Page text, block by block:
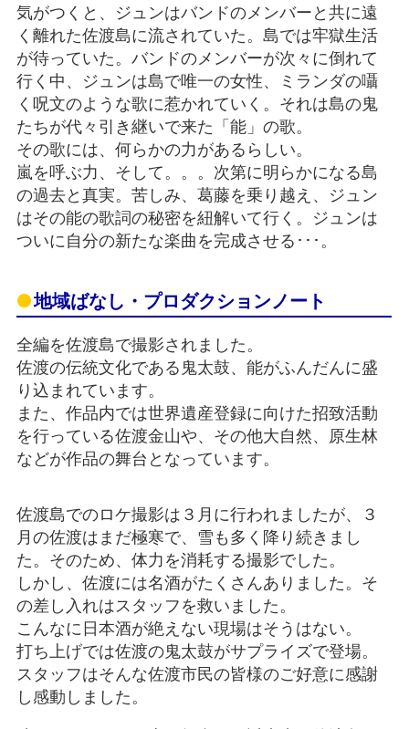
気がつくと、ジュンはバンドのメンバーと共に遠
く離れた佐渡島に流されていた。島では牢獄生活
が待っていた。バンドのメンバーが次々に倒れて
行く中、ジュンは島で唯一の女性、ミランダの囁
く呪文のような歌に惹かれていく。それは島の鬼
たちが代々引き継いで来た「能」の歌。
その歌には、何らかの力があるらしい。
嵐を呼ぶ力、そして。。。次第に明らかになる島
の過去と真実。苦しみ、葛藤を乗り越え、ジュン
はその能の歌詞の秘密を紐解いて行く。ジュンは
ついに自分の新たな楽曲を完成させる･･･。
地域ばなし・プロダクションノート
全編を佐渡島で撮影されました。
佐渡の伝統文化である鬼太鼓、能がふんだんに盛
り込まれています。
また、作品内では世界遺産登録に向けた招致活動
を行っている佐渡金山や、その他大自然、原生林
などが作品の舞台となっています。
佐渡島でのロケ撮影は３月に行われましたが、３
月の佐渡はまだ極寒で、雪も多く降り続きまし
た。そのため、体力を消耗する撮影でした。
しかし、佐渡には名酒がたくさんありました。そ
の差し入れはスタッフを救いました。
こんなに日本酒が絶えない現場はそうはない。
打ち上げでは佐渡の鬼太鼓がサプライズで登場。
スタッフはそんな佐渡市民の皆様のご好意に感謝
し感動しました。